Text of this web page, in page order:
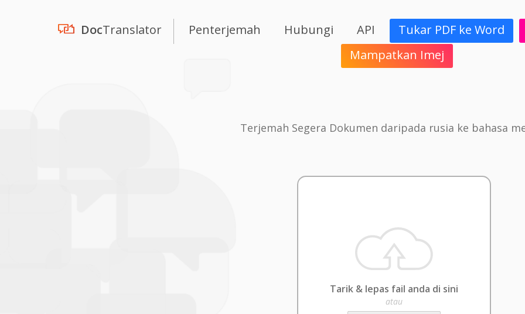
DocTranslator Penterjemah Hubungi API
Tukar PDF ke Word
Mampatkan Imej
Terjemah Segera Dokumen daripada rusia ke bahasa
Tarik & lepas fail anda di sini
atau